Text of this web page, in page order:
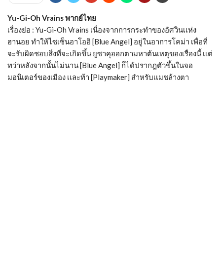
Yu-Gi-Oh Vrains พากย์ไทย
เรื่องย่อ : Yu-Gi-Oh Vrains เนื่องจากการกระทำของอัศวินเเห่ง
ฮานอย ทำให้ไซเซ็นอาโออิ [Blue Angel] อยู่ในอาการโคม่า เพื่อที่
จะรับผิดชอบสิ่งที่จะเกิดขึ้น ยูซาคุออกตามหาต้นเหตุของเรื่องนี้ เเต่
ทว่าหลังจากนั้นไม่นาน [Blue Angel] ก็ได้ปรากฎตัวขึ้นในจอ
มอนิเตอร์ของเมือง เเละท้า [Playmaker] สำหรับเเมชล้างตา